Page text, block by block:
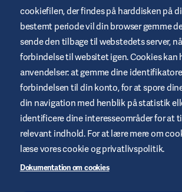
USA og andre jurisdiktioner.
og Omnipod 5 er CE-mærket i henhold til MDR
Vilkår og betingelser for
Fortrolighetspolitik
Cookies
Juridisk meddelelse
Oversigt over websted
cookiefilen, der findes på harddisken på
bestemt periode vil din browser gemme
sende den tilbage til webstedets server,
forbindelse til websitet igen. Cookies kan
anvendelser: at gemme dine
forbindelsen til din konto, for at spore
din navigation med henblik på statistik
identificere dine interesseområder for at
relevant indhold. For at lære mere om
læse vores cookie og privatlivspolitik.
Dokumentation om cookies